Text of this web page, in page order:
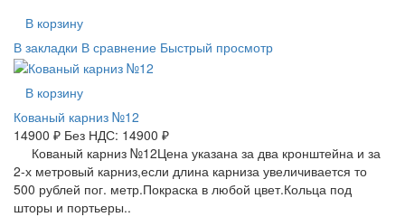
В корзину
В закладки В сравнение Быстрый просмотр
В корзину
Кованый карниз №12
14900 ₽ Без НДС: 14900 ₽
Кованый карниз №12Цена указана за два кронштейна и за
2-х метровый карниз,если длина карниза увеличивается то
500 рублей пог. метр.Покраска в любой цвет.Кольца под
шторы и портьеры..